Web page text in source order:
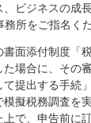
ビジネスの成
所をご指名くだ
面添付制度「
場合に、その
提出する手続
擬税務調査を
で、申告前に